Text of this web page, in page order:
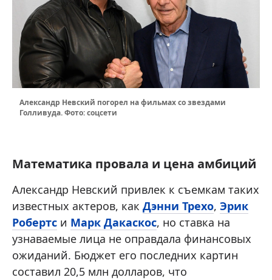
Александр Невский погорел на фильмах со звездами
Голливуда. Фото: соцсети
Математика провала и цена амбиций
Александр Невский привлек к съемкам таких
известных актеров, как Дэнни Трехо, Эрик
Робертс и Марк Дакаскос, но ставка на
узнаваемые лица не оправдала финансовых
ожиданий. Бюджет его последних картин
составил 20,5 млн долларов, что